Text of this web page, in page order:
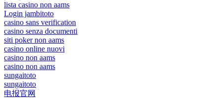
lista casino non aams
Login jambitoto
casino sans verification
casino senza documenti
siti poker non aams
casino online nuovi
casino non aams
casino non aams
sungaitoto
sungaitoto
电报官网